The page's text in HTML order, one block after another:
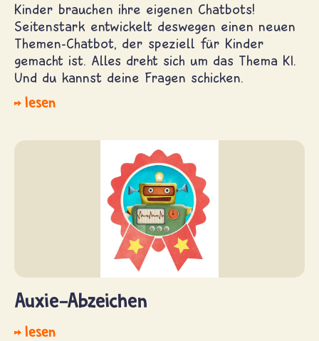
Kinder brauchen ihre eigenen Chatbots!
Seitenstark entwickelt deswegen einen neuen
Themen-Chatbot, der speziell für Kinder
gemacht ist. Alles dreht sich um das Thema KI.
Und du kannst deine Fragen schicken.
lesen
Auxie-Abzeichen
lesen